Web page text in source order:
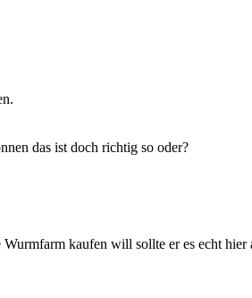
das ist doch richtig so oder?
kaufen will sollte er es echt